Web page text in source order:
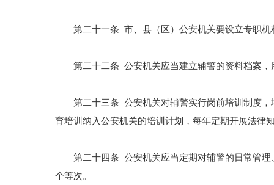
第二十一条 市、县（区）公安机关要设立专职机
第二十二条 公安机关应当建立辅警的资料档案，
第二十三条 公安机关对辅警实行岗前培训制度，
育培训纳入公安机关的培训计划，每年定期开展法律
第二十四条 公安机关应当定期对辅警的日常管理
个等次。